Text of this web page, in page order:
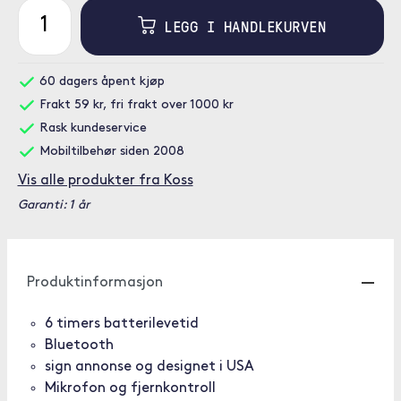
LEGG I HANDLEKURVEN
60 dagers åpent kjøp
Frakt 59 kr, fri frakt over 1000 kr
Rask kundeservice
Mobiltilbehør siden 2008
Vis alle produkter fra Koss
Garanti: 1 år
Produktinformasjon
6 timers batterilevetid
Bluetooth
sign annonse og designet i USA
Mikrofon og fjernkontroll